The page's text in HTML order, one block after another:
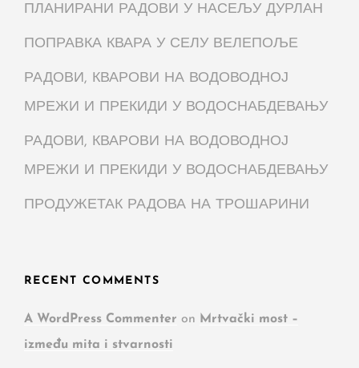
ПЛАНИРАНИ РАДОВИ У НАСЕЉУ ДУРЛАН
ПОПРАВКА КВАРА У СЕЛУ ВЕЛЕПОЉЕ
РАДОВИ, КВАРОВИ НА ВОДОВОДНОЈ
МРЕЖИ И ПРЕКИДИ У ВОДОСНАБДЕВАЊУ
РАДОВИ, КВАРОВИ НА ВОДОВОДНОЈ
МРЕЖИ И ПРЕКИДИ У ВОДОСНАБДЕВАЊУ
ПРОДУЖЕТАК РАДОВА НА ТРОШАРИНИ
RECENT COMMENTS
A WordPress Commenter on Mrtvački most –
između mita i stvarnosti